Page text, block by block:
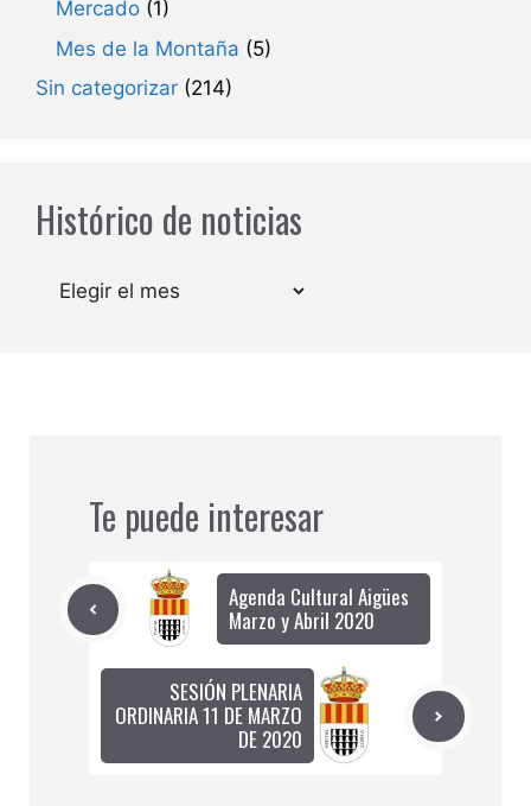
Mercado (1)
Mes de la Montaña (5)
Sin categorizar (214)
Histórico de noticias
Archivos
Te puede interesar
Agenda Cultural Aigües
Marzo y Abril 2020
SESIÓN PLENARIA
ORDINARIA 11 DE MARZO
DE 2020